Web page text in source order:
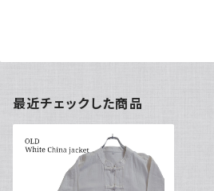
最近チェックした商品